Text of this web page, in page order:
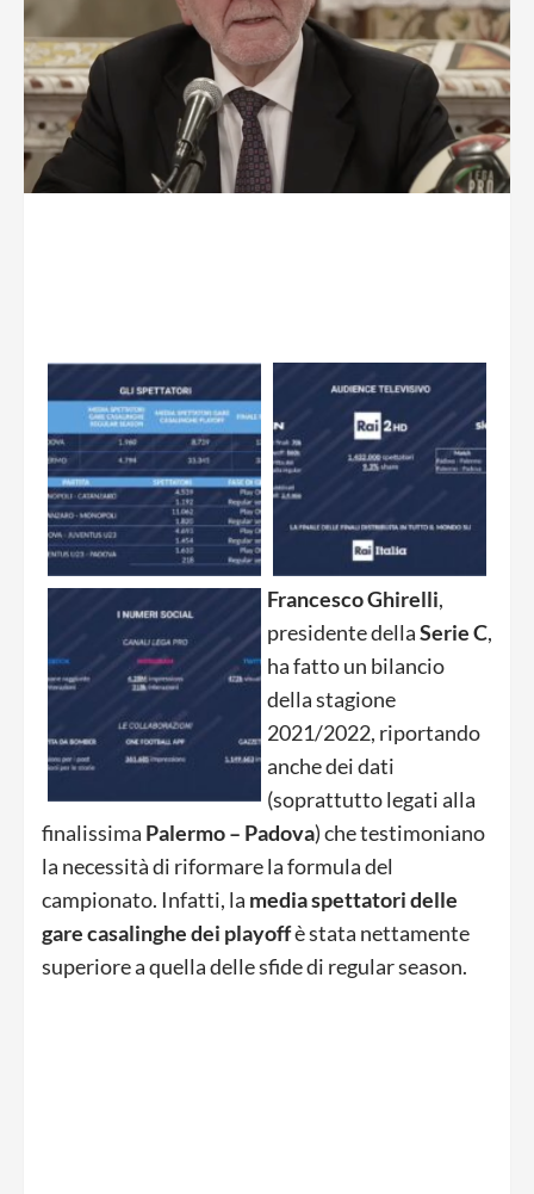
Francesco Ghirelli,
presidente dellaSerie C,
ha fatto un bilancio
della stagione
2021/2022, riportando
anche dei dati
(soprattutto legati alla
finalissima Palermo – Padova) che testimoniano
la necessità di riformare la formula del
campionato. Infatti, la media spettatori delle
gare casalinghe dei playoffè stata nettamente
superiore a quella delle sfide di regular season.